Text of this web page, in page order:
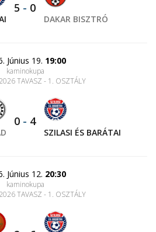
5 - 0
DAKAR BISZTRÓ
Június 19. 19:00
kaminokupa
TAVASZ - 1. OSZTÁLY
0 - 4
SZILASI ÉS BARÁTAI
Június 12. 20:30
kaminokupa
TAVASZ - 1. OSZTÁLY